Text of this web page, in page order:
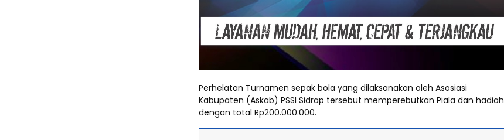
Perhelatan Turnamen sepak bola yang dilaksanakan oleh Asosiasi
Kabupaten (Askab) PSSI Sidrap tersebut memperebutkan Piala dan hadiah
dengan total Rp200.000.000.